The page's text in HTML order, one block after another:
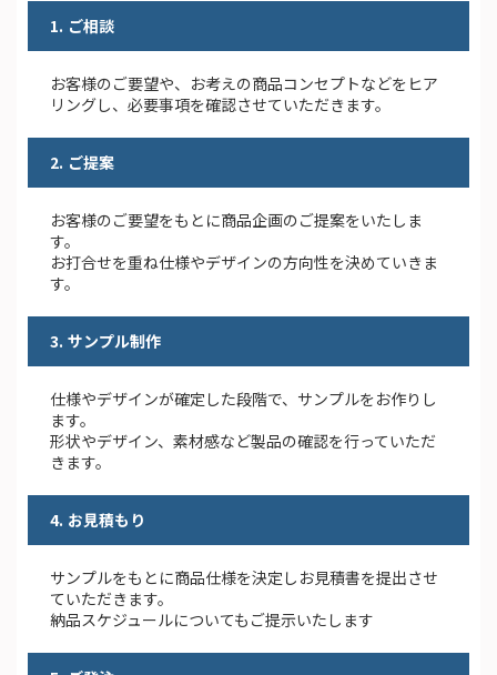
1. ご相談
お客様のご要望や、お考えの商品コンセプトなどをヒア
リングし、必要事項を確認させていただきます。
2. ご提案
お客様のご要望をもとに商品企画のご提案をいたしま
す。
お打合せを重ね仕様やデザインの⽅向性を決めていきま
す。
3. サンプル制作
仕様やデザインが確定した段階で、サンプルをお作りし
ます。
形状やデザイン、素材感など製品の確認を⾏っていただ
きます。
4. お見積もり
サンプルをもとに商品仕様を決定しお⾒積書を提出させ
ていただきます。
納品スケジュールについてもご提⽰いたします